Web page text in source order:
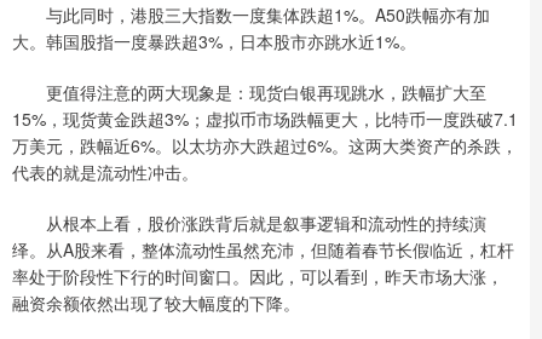
与此同时，港股三大指数一度集体跌超1%。A50跌幅亦有加
大。韩国股指一度暴跌超3%，日本股市亦跳水近1%。
更值得注意的两大现象是：现货白银再现跳水，跌幅扩大至
15%，现货黄金跌超3%；虚拟币市场跌幅更大，比特币一度跌破7.1
万美元，跌幅近6%。以太坊亦大跌超过6%。这两大类资产的杀跌，
代表的就是流动性冲击。
从根本上看，股价涨跌背后就是叙事逻辑和流动性的持续演
绎。从A股来看，整体流动性虽然充沛，但随着春节长假临近，杠杆
率处于阶段性下行的时间窗口。因此，可以看到，昨天市场大涨，
融资余额依然出现了较大幅度的下降。